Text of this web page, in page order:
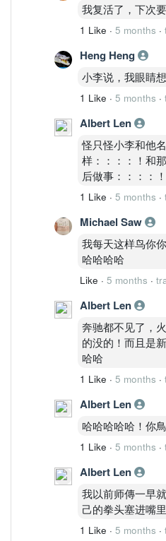
我复活了，下次
1 Like · 5 months ·
Heng Heng
小李说，我眼睛
1 Like · 5 months ·
Albert Len
怪只怪小李和他
样：：：：！和
后做事：：：：
1 Like · 5 months ·
Michael Saw
我每天这样鸟你
哈哈哈哈
Like · 5 months ·
Albert Len
奔驰都不见了，
的没的！而且是
哈哈
1 Like · 5 months ·
Albert Len
哈哈哈哈哈！你
1 Like · 5 months ·
Albert Len
我以前师傳一早
己的拳头塞进嘴
1 Like · 5 months ·